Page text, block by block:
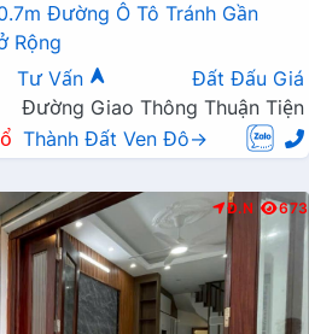
Đường Ô Tô Tránh Gần
Rộng
Tư Vấn
Đất Đấu Giá
Đường Giao Thông Thuận Tiện
Thành Đất Ven Đô→
Đ.N 673